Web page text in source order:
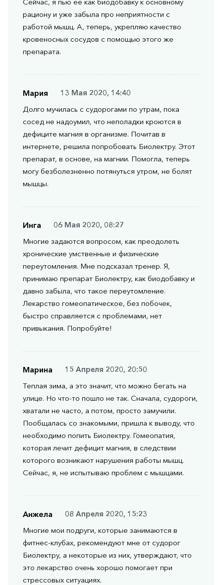
рациону и уже забыла про неприятности с
работой мышц. А, теперь, укрепляю качество
кровеносных сосудов с помощью этого же
препарата.
Мария
13 Мая 2020, 14:40
Долго мучилась с судорогами по утрам, пока
сосед не надоумил, что неполадки кроются в
дефиците магния в организме. Почитав в
интернете, решила попробовать Биолектру. Этот
препарат, в основе, на магнии. Помогла, теперь
могу безболезненно потянуться утром, не болят
мышцы.
Инга
06 Мая 2020, 08:27
Многие задаются вопросом, как преодолеть
хронические умственные и физические
переутомления. Мне подсказал тренер. Я,
принимаю препарат Биолектру, как биодобавку и
давно забыла, что такое переутомление.
Лекарство гомеопатическое, без побочек,
быстро справляется с проблемами, нет
привыкания. Попробуйте!
Марина
15 Апреля 2020, 20:50
Теплая зима, а это значит, что можно бегать на
улице. Но что-то пошло не так. Сначала, судороги,
хватали не часто, а потом, просто замучили.
Пообщалась со знакомыми, пришла к выводу, что
необходимо попить Биолектру. Гомеопатия,
которая лечит дефицит магния, в следствии
которого возникают нарушения работы мышц.
Сейчас, я, не испытываю проблем с мышцами.
Анжела
08 Апреля 2020, 15:23
Многие мои подруги, которые занимаются в
фитнес-клубах, рекомендуют мне от судорог
Биолектру, а некоторые из них, утверждают, что
это лекарство очень хорошо помогает при
стрессовых ситуациях.